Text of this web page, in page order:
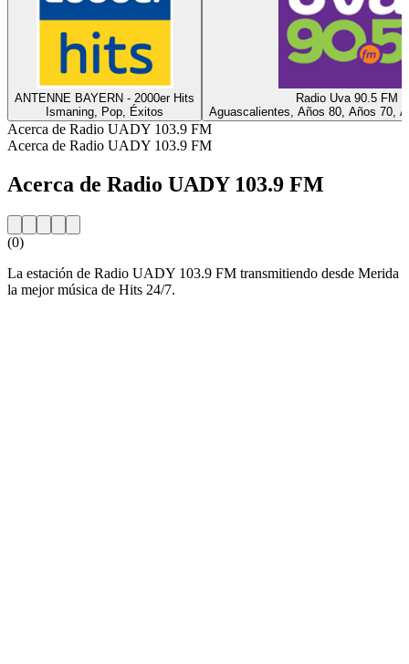
ANTENNE BAYERN - 2000er Hits
Ismaning, Pop, Éxitos
Radio Uva 90.5 FM
Aguascalientes, Años 80, Años 70,
Acerca de Radio UADY 103.9 FM
Acerca de Radio UADY 103.9 FM
Acerca de Radio UADY 103.9 FM
(0)
La estación de Radio UADY 103.9 FM transmitiendo desde Merida
la mejor música de Hits 24/7.